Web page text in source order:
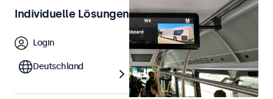
Individuelle Lösungen
Login
Deutschland